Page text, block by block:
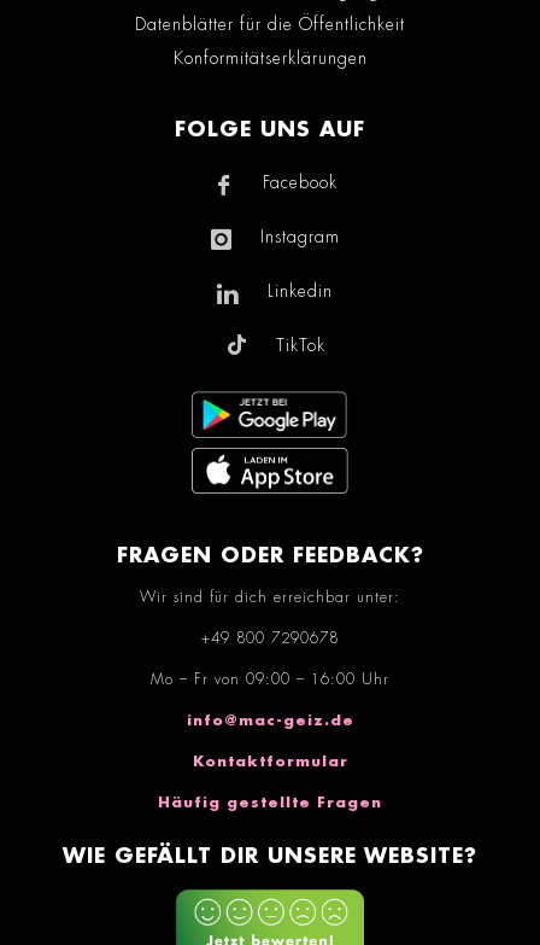
Datenblätter für die Öffentlichkeit
Konformitätserklärungen
FOLGE UNS AUF
Facebook
Instagram
Linkedin
TikTok
FRAGEN ODER FEEDBACK?
Wir sind für dich erreichbar unter:
+49 800 7290678
Mo – Fr von 09:00 – 16:00 Uhr
info@mac-geiz.de
Kontaktformular
Häufig gestellte Fragen
WIE GEFÄLLT DIR UNSERE WEBSITE?